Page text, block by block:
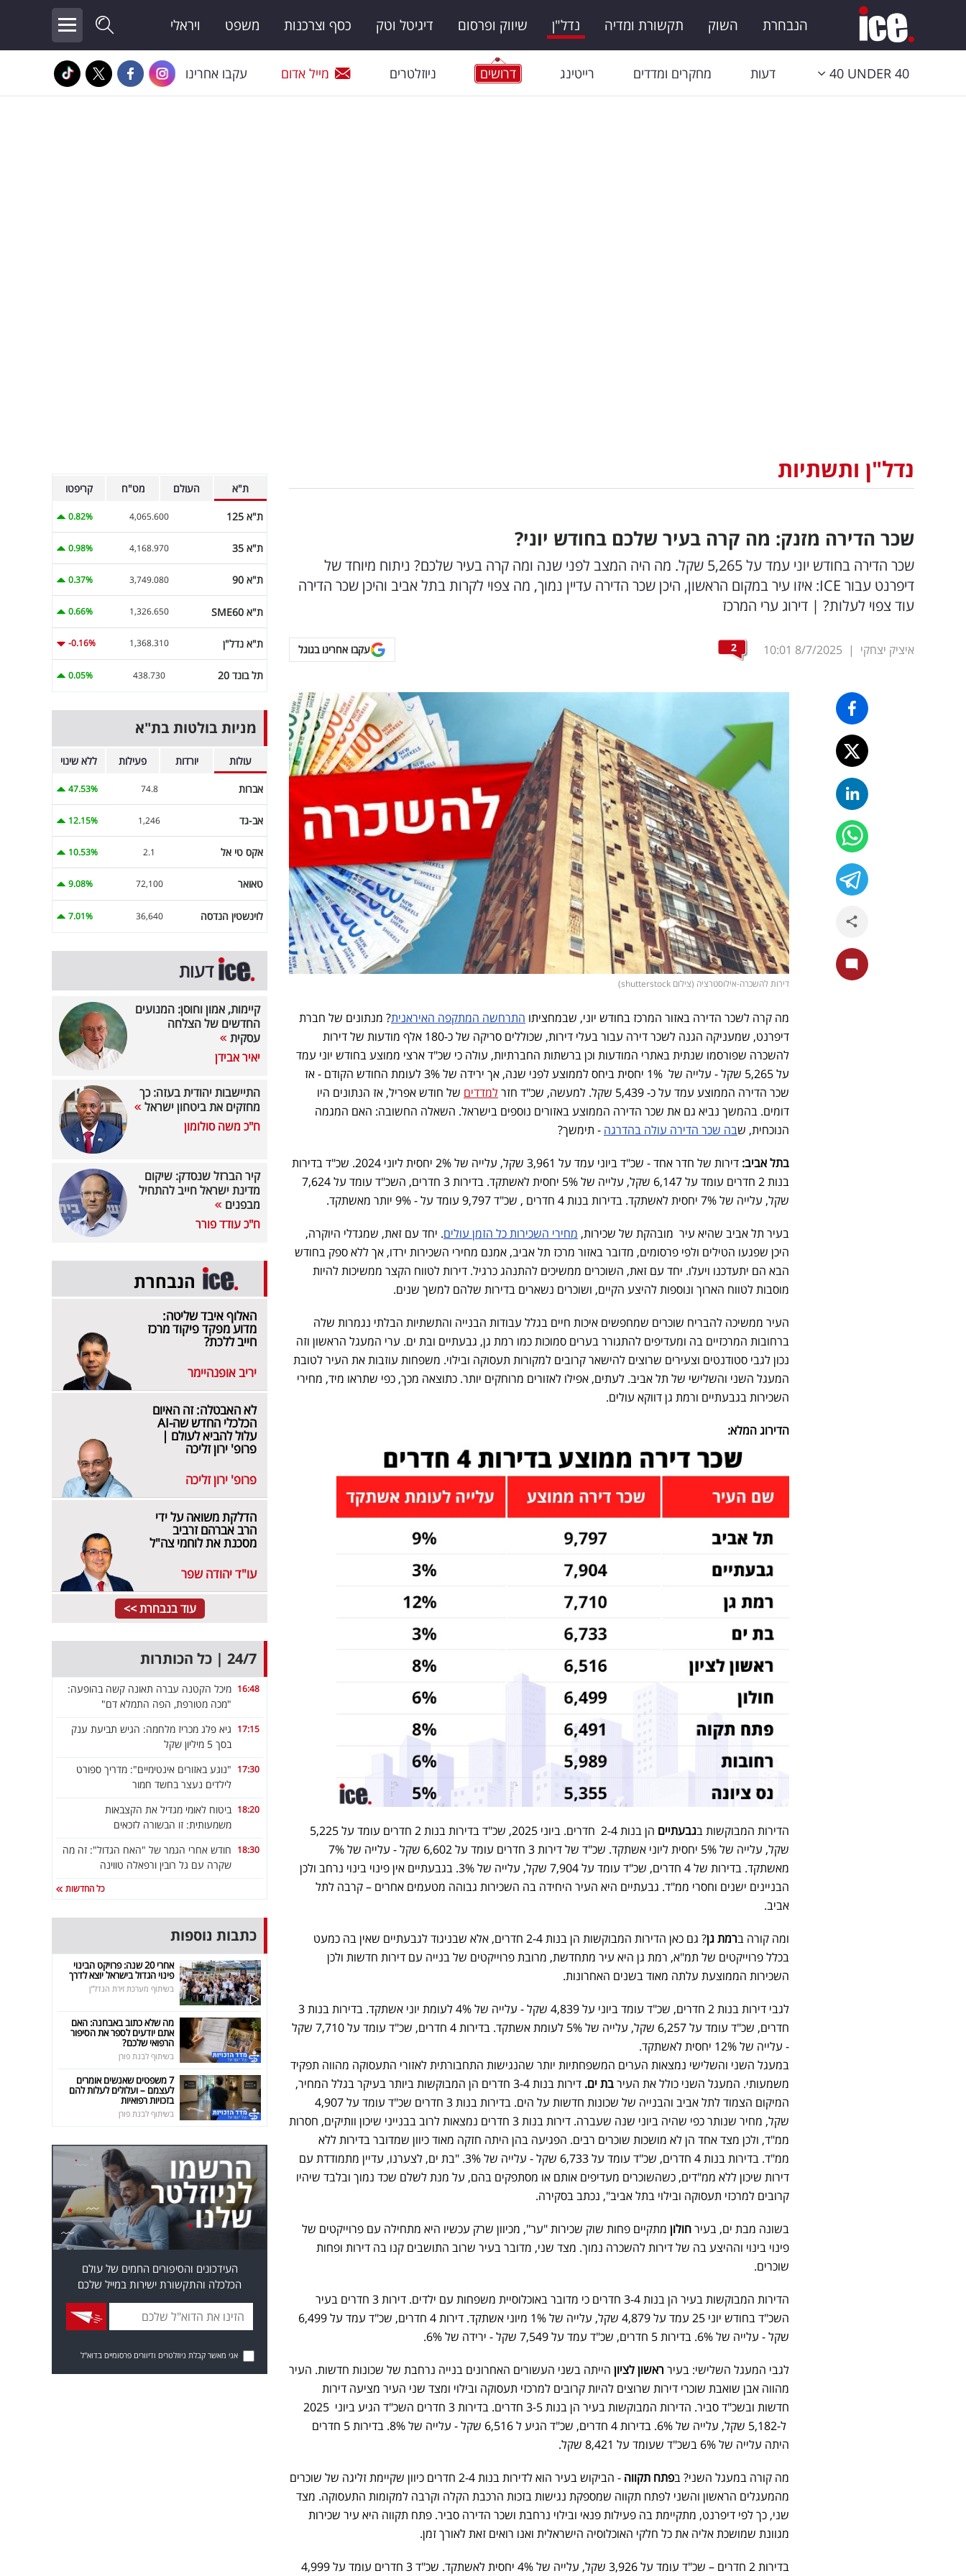
הנבחרת השוק תקשורת ומדיה נדל"ן שיווק ופרסום דיגיטל וטק כסף וצרכנות משפט ויראלי
40 UNDER 40 דעות מחקרים ומדדים רייטינג דרושים ניוזלטרים מייל אדום עקבו אחרינו
נדל"ן ותשתיות
שכר הדירה מזנק: מה קרה בעיר שלכם בחודש יוני?
שכר הדירה בחודש יוני עמד על 5,265 שקל. מה היה המצב לפני שנה ומה קרה בעיר שלכם? ניתוח מיוחד של
דיפרנט עבור ICE: איזו עיר במקום הראשון, היכן שכר הדירה עדיין נמוך, מה צפוי לקרות בתל אביב והיכן שכר הדירה
עוד צפוי לעלות? | דירוג ערי המרכז
איציק יצחקי |
8/7/2025
10:01
2 עקבו אחרינו בגוגל
דירות להשכרה-אילוסטרציה (צילום shutterstock)
מה קרה לשכר הדירה באזור המרכז בחודש יוני, שבמחציתו התרחשה המתקפה האיראנית? מנתונים של חברת
דיפרנט, שמעניקה הגנה לשכר דירה עבור בעלי דירות, שכוללים סריקה של כ-180 אלף מודעות של דירות
להשכרה שפורסמו שנתית באתרי המודעות וכן ברשתות החברתיות, עולה כי שכ"ד ארצי ממוצע בחודש יוני עמד
על 5,265 שקל - עלייה של 1% יחסית ביחס לממוצע לפני שנה, אך ירידה של 3% לעומת החודש הקודם - אז
שכר הדירה הממוצע עמד על כ- 5,439 שקל. למעשה, שכ"ד חזר
למדדים של חודש אפריל, אז הנתונים היו
דומים. בהמשך נביא גם את שכר הדירה הממוצע באזורים נוספים בישראל. השאלה החשובה: האם המגמה
הנוכחית, שבה שכר הדירה עולה בהדרגה - תימשך?
בתל אביב:
דירות של חדר אחד - שכ"ד ביוני עמד על 3,961 שקל, עלייה של 2% יחסית ליוני 2024. שכ"ד בדירות
בנות 2 חדרים עומד על 6,147 שקל, עלייה של 5% יחסית לאשתקד. בדירות 3 חדרים, השכ"ד עומד על 7,624
שקל, עלייה של 7% יחסית לאשתקד. בדירות בנות 4 חדרים , שכ"ד 9,797 עומד על - 9% יותר מאשתקד.
בעיר תל אביב שהיא עיר מובהקת של שכירות, מחירי השכירות כל הזמן עולים. יחד עם זאת, שמגדלי היוקרה,
היכן שפגעו הטילים ולפי פרסומים, מדובר באזור מרכז תל אביב, אמנם מחירי השכירות ירדו, אך ללא ספק בחודש
הבא הם יתעדכנו ויעלו. יחד עם זאת, השוכרים ממשיכים להתנהג כרגיל. דירות לטווח הקצר ממשיכות להיות
מוסבות לטווח הארוך ונוספות להיצע הקיים, ושוכרים נשארים בדירות שלהם למשך שנים.
העיר ממשיכה להבריח שוכרים שמחפשים איכות חיים בגלל עבודות הבנייה והתשתיות הבלתי נגמרות שלה
ברחובות המרכזיים בה ומעדיפים להתגורר בערים סמוכות כמו רמת גן, גבעתיים ובת ים. ערי המעגל הראשון וזה
נכון לגבי סטודנטים וצעירים שרוצים להישאר קרובים למקורות תעסוקה ובילוי. משפחות עוזבות את העיר לטובת
המעגל השני והשלישי של תל אביב. לעתים, אפילו לאזורים מרוחקים יותר. כתוצאה מכך, כפי שתראו מיד, מחירי
השכירות בגבעתיים ורמת גן דווקא עולים.
הדירוג המלא:
הדירות המבוקשות בגבעתיים
הן בנות 2-4 חדרים. ביוני 2025, שכ"ד בדירות בנות 2 חדרים עומד על 5,225
שקל, עלייה של 5% יחסית ליוני אשתקד. שכ"ד של דירות 3 חדרים עומד על 6,602 שקל - עלייה של 7%
מאשתקד. בדירות של 4 חדרים, שכ"ד עומד על 7,904 שקל, עלייה של 3%. בגבעתיים אין פינוי בינוי נרחב ולכן
הבניינים ישנים וחסרי ממ"ד. גבעתיים היא העיר היחידה בה השכירות גבוהה מטעמים אחרים – קרבה לתל
אביב.
ומה קורה ברמת גן
? גם כאן הדירות המבוקשות הן בנות 2-4 חדרים, אלא שבניגוד לגבעתיים שאין בה כמעט
בכלל פרוייקטים של תמ"א, רמת גן היא עיר מתחדשת, מרובת פרוייקטים של בנייה עם דירות חדשות ולכן
השכירות הממוצעת עלתה מאוד בשנים האחרונות.
לגבי דירות בנות 2 חדרים, שכ"ד עומד ביוני על 4,839 שקל - עלייה של 4% לעומת יוני אשתקד. בדירות בנות 3
חדרים, שכ"ד עומד על 6,257 שקל, עלייה של 5% לעומת אשתקד. בדירות 4 חדרים, שכ"ד עומד על 7,710 שקל
- עלייה של 12% יחסית לאשתקד.
במעגל השני והשלישי נמצאות הערים המשפחתיות יותר שהנגישות התחבורתית לאזורי התעסוקה מהווה תפקיד
משמעותי. המעגל השני כולל את העירבת ים.
דירות בנות 3-4 חדרים הן המבוקשות ביותר בעיקר בגלל המחיר,
המיקום הצמוד לתל אביב והבנייה של שכונות חדשות על הים. בדירות בנות 3 חדרים שכ"ד עומד על 4,907
שקל, מחיר שנותר כפי שהיה ביוני שנה שעברה. דירות בנות 3 חדרים נמצאות לרוב בבנייני שיכון וותיקים, חסרות
ממ"ד, ולכן מצד אחד הן לא מושכות שוכרים רבים. הפגיעה בהן היתה חזקה מאוד כיוון שמדובר בדירות ללא
ממ"ד. בדירות בנות 4 חדרים, שכ"ד עומד על 6,733 שקל - עלייה של 3%. "בת ים, לצערנו, עדיין מתמודדת עם
דירות שיכון ללא ממ"דים, כשהשוכרים מעדיפים אותם או מסתפקים בהם, על מנת לשלם שכד נמוך ובלבד שיהיו
קרובים למרכזי תעסוקה ובילוי בתל אביב", נכתב בסקירה.
בשונה מבת ים, בעירחולון מתקיים פחות שוק שכירות "ער", מכיוון שרק עכשיו היא מתחילה עם פרוייקטים של
פינוי בינוי וההיצע בה של דירות להשכרה נמוך. מצד שני, מדובר בעיר שרוב התושבים קנו בה דירות ופחות
שוכרים.
הדירות המבוקשות בעיר הן בנות 3-4 חדרים כי מדובר באוכלוסיית משפחות עם ילדים. דירות 3 חדרים בעיר
השכ"ד בחודש יוני 25 עמד על 4,879 שקל, עלייה של 1% מיוני אשתקד. דירות 4 חדרים, שכ"ד עמד על 6,499
שקל - עלייה של 6%. בדירות 5 חדרים, שכ"ד עמד על 7,549 שקל - ירידה של 6%.
לגבי המעגל השלישי: בעיר ראשון לציון הייתה בשני העשורים האחרונים בנייה נרחבת של שכונות חדשות. העיר
מהווה אבן שואבת שוכרי דירות שרוצים להיות קרובים למרכזי תעסוקה ובילוי ומצד שני העיר מציעה דירות
חדשות ובשכ"ד סביר. הדירות המבוקשות בעיר הן בנות 3-5 חדרים. בדירות 3 חדרים השכ"ד הגיע ביוני 2025
ל-5,182 שקל, עלייה של 6%. בדירות 4 חדרים, שכ"ד הגיע ל 6,516 שקל - עלייה של 8%. בדירות 5 חדרים
היתה עלייה של 6% בשכ"ד שעומד על 8,421 שקל.
מה קורה במעגל השני? בפתח תקווה
- הביקוש בעיר הוא לדירות בנות 2-4 חדרים כיוון שקיימת זליגה של שוכרים
מהמעגלים הראשון והשני לפתח תקווה שמספקת נגישות בזכות הרכבת הקלה וקרבה למקומות התעסוקה. מצד
שני, כך לפי דיפרנט, מתקיימת בה פעילות פנאי ובילוי נרחבת ושכר הדירה סביר. פתח תקווה היא עיר שכירות
מגוונת שמושכת אליה את כל חלקי האוכלוסיה הישראלית ואנו רואים זאת לאורך זמן.
בדירות 2 חדרים – שכ"ד עומד על 3,926 שקל, עלייה של 4% יחסית לאשתקד. שכ"ד 3 חדרים עומד על 4,999
ת"א העולם מט"ח קריפטו
ת"א 125 4,065.600
0.82%
ת"א 35 4,168.970
0.98%
ת"א 90 3,749.080
0.37%
ת"א SME60 1,326.650
0.66%
ת"א נדל"ן 1,368.310
-0.16%
תל בונד 20 438.730
0.05%
מניות בולטות בת"א
עולות יורדות פעילות ללא שינוי
אברות 74.8
47.53%
אב-גד 1,246
12.15%
אקס טי אל 2.1
10.53%
טאואר 72,100
9.08%
לוינשטין הנדסה 36,640
7.01%
דעות
קיימות, אמון וחוסן: המנועים
החדשים של הצלחה
עסקית
יאיר אבידן
התיישבות יהודית בעזה: כך
מחזקים את ביטחון ישראל
ח"כ משה סולומון
קיר הברזל שנסדק: שיקום
מדינת ישראל חייב להתחיל
מבפנים
ח"כ עודד פורר
הנבחרת
האלוף איבד שליטה:
מדוע מפקד פיקוד מרכז
חייב ללכת?
יריב אופנהיימר
לא האבטלה: זה האיום
הכלכלי החדש שה-AI
עלול להביא לעולם |
פרופ' ירון זליכה
פרופ' ירון זליכה
הדלקת משואה על ידי
הרב אברהם זרביב
מסכנת את לוחמי צה"ל
עו"ד יהודה שפר
עוד בנבחרת >>
24/7 | כל הכותרות
16:48 מיכל הקטנה עברה תאונה קשה בהופעה:
"מכה מטורפת, הפה התמלא דם"
17:15 גיא פלג מכריז מלחמה: הגיש תביעת ענק
בסך 5 מיליון שקל
17:30 "נוגע באזורים אינטימיים": מדריך ספורט
לילדים נעצר בחשד חמור
18:20 ביטוח לאומי מגדיל את הקצבאות
משמעותית: זו הבשורה לזכאים
18:30 חודש אחרי הגמר של "האח הגדול": זה מה
שקרה עם גל רובין ורפאלה טווינה
כל החדשות
כתבות נוספות
אחרי 20 שנה: פרויקט הבינוי
פינוי הגדול בישראל יוצא לדרך
בשיתוף מערכת זירת הנדל"ן
מה שלא כתוב באבחנה: האם
אתם יודעים לספר את הסיפור
הרפואי שלכם?
בשיתוף לבנת פורן
7 משפטים שאנשים אומרים
לעצמם – ועלולים לעלות להם
בזכויות רפואיות
בשיתוף לבנת פורן
העידכונים והסיפורים החמים של עולם
הכלכלה והתקשורת ישירות במייל שלכם
אני מאשר קבלת ניוזלטרים ודיוורים פרסומיים בדוא"ל